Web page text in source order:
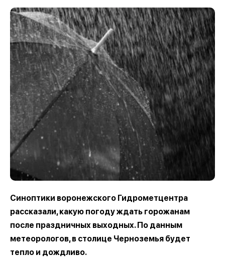
Синоптики воронежского Гидрометцентра
рассказали, какую погоду ждать горожанам
после праздничных выходных. По данным
метеорологов, в столице Черноземья будет
тепло и дождливо.